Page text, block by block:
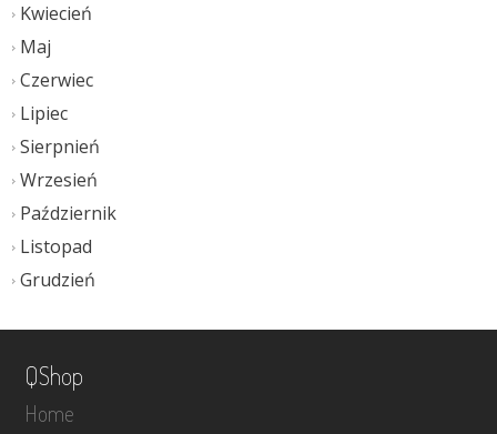
Kwiecień
Maj
Czerwiec
Lipiec
Sierpnień
Wrzesień
Październik
Listopad
Grudzień
QShop
Home